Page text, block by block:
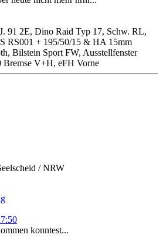
91 2E, Dino Raid Typ 17, Schw. RL,
RS001 + 195/50/15 & HA 15mm
Bilstein Sport FW, Ausstellfenster
Bremse V+H, eFH Vorne
/ NRW
konntest...